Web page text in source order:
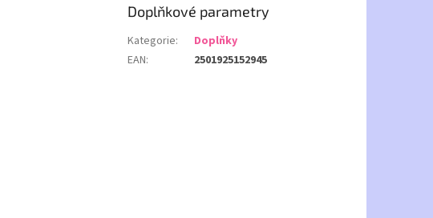
Doplňkové parametry
Kategorie:
Doplňky
EAN: 2501925152945